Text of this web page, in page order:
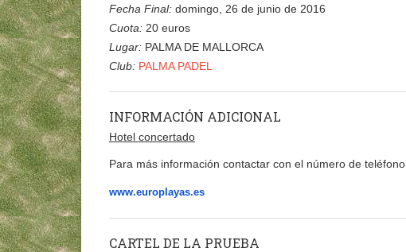
Fecha Final: domingo, 26 de junio de 2016
Cuota: 20 euros
Lugar: PALMA DE MALLORCA
Club: PALMA PADEL
INFORMACIÓN ADICIONAL
Hotel concertado
Para más información contactar con el número de teléfono
www.europlayas.es
CARTEL DE LA PRUEBA